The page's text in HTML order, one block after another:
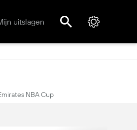
uitslagen
NBA Cup